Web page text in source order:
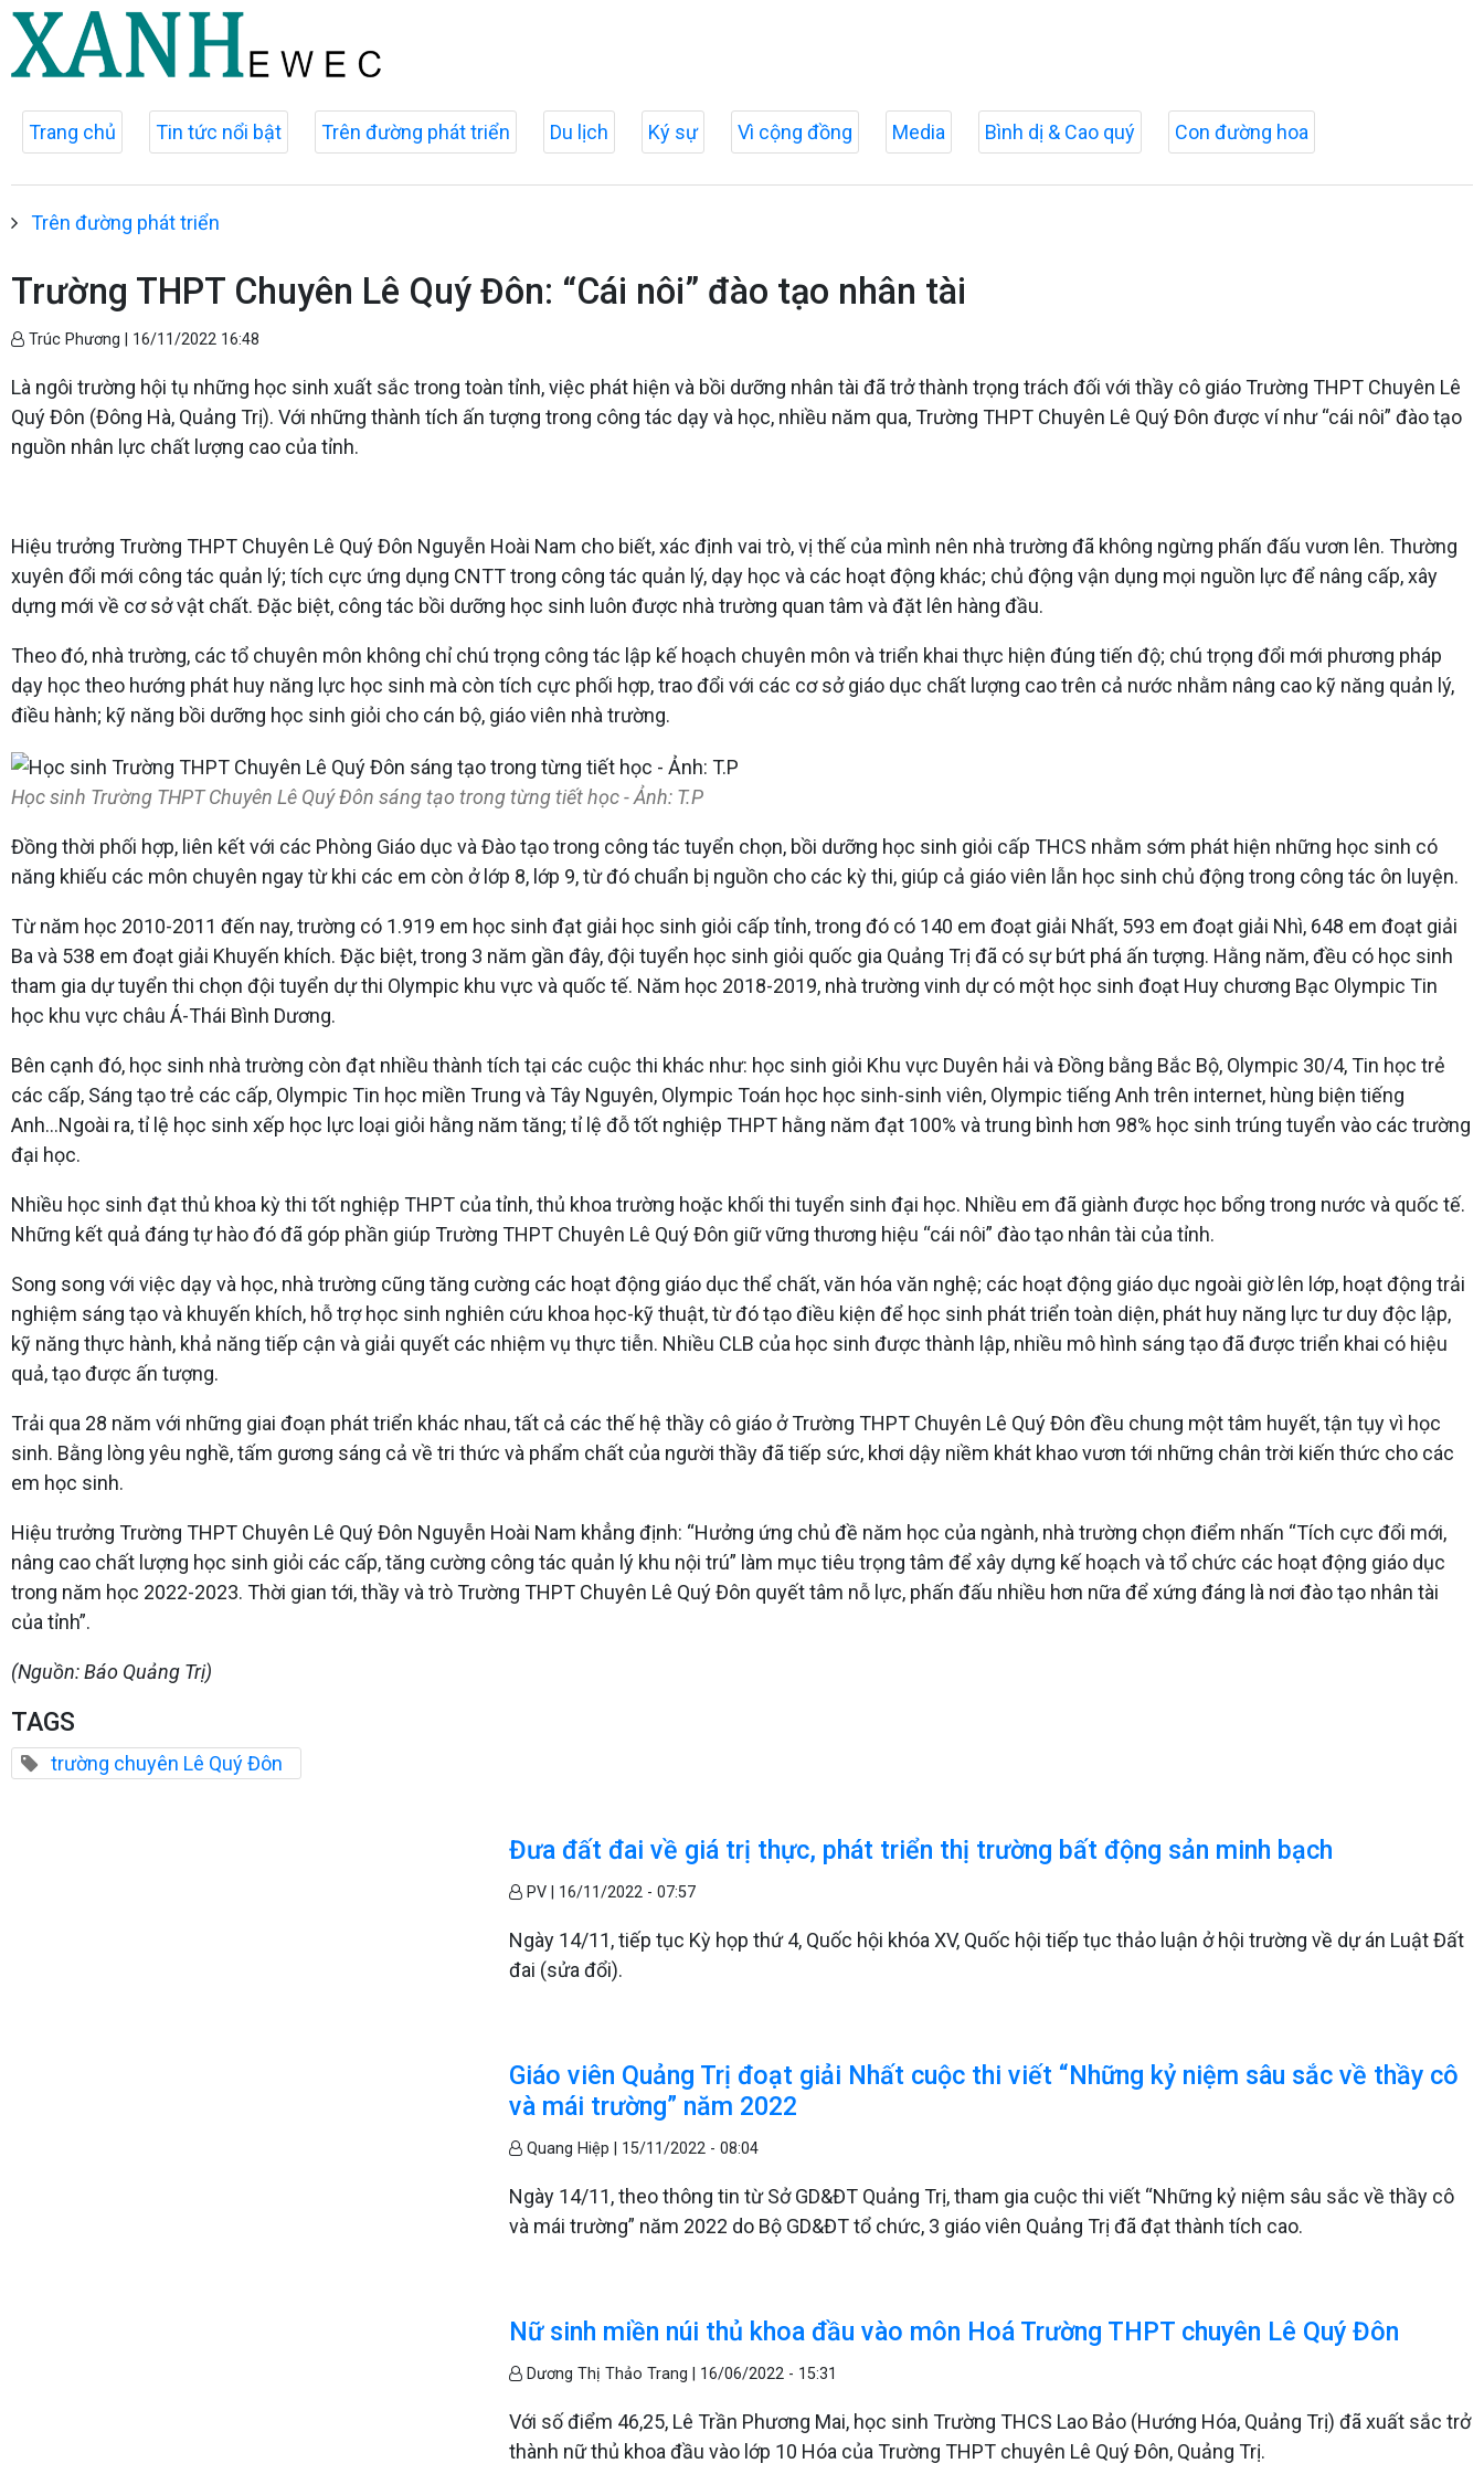
Trang chủ Tin tức nổi bật Trên đường phát triển Du lịch Ký sự Vì cộng đồng Media Bình dị & Cao quý Con đường hoa
Trên đường phát triển
Trường THPT Chuyên Lê Quý Đôn: “Cái nôi” đào tạo nhân tài
Trúc Phương | 16/11/2022 16:48
Là ngôi trường hội tụ những học sinh xuất sắc trong toàn tỉnh, việc phát hiện và bồi dưỡng nhân tài đã trở thành trọng trách đối với thầy cô giáo Trường THPT Chuyên Lê
Quý Đôn (Đông Hà, Quảng Trị). Với những thành tích ấn tượng trong công tác dạy và học, nhiều năm qua, Trường THPT Chuyên Lê Quý Đôn được ví như “cái nôi” đào tạo
nguồn nhân lực chất lượng cao của tỉnh.
Hiệu trưởng Trường THPT Chuyên Lê Quý Đôn Nguyễn Hoài Nam cho biết, xác định vai trò, vị thế của mình nên nhà trường đã không ngừng phấn đấu vươn lên. Thường
xuyên đổi mới công tác quản lý; tích cực ứng dụng CNTT trong công tác quản lý, dạy học và các hoạt động khác; chủ động vận dụng mọi nguồn lực để nâng cấp, xây
dựng mới về cơ sở vật chất. Đặc biệt, công tác bồi dưỡng học sinh luôn được nhà trường quan tâm và đặt lên hàng đầu.
Theo đó, nhà trường, các tổ chuyên môn không chỉ chú trọng công tác lập kế hoạch chuyên môn và triển khai thực hiện đúng tiến độ; chú trọng đổi mới phương pháp
dạy học theo hướng phát huy năng lực học sinh mà còn tích cực phối hợp, trao đổi với các cơ sở giáo dục chất lượng cao trên cả nước nhằm nâng cao kỹ năng quản lý,
điều hành; kỹ năng bồi dưỡng học sinh giỏi cho cán bộ, giáo viên nhà trường.
Học sinh Trường THPT Chuyên Lê Quý Đôn sáng tạo trong từng tiết học - Ảnh: T.P
Đồng thời phối hợp, liên kết với các Phòng Giáo dục và Đào tạo trong công tác tuyển chọn, bồi dưỡng học sinh giỏi cấp THCS nhằm sớm phát hiện những học sinh có
năng khiếu các môn chuyên ngay từ khi các em còn ở lớp 8, lớp 9, từ đó chuẩn bị nguồn cho các kỳ thi, giúp cả giáo viên lẫn học sinh chủ động trong công tác ôn luyện.
Từ năm học 2010-2011 đến nay, trường có 1.919 em học sinh đạt giải học sinh giỏi cấp tỉnh, trong đó có 140 em đoạt giải Nhất, 593 em đoạt giải Nhì, 648 em đoạt giải
Ba và 538 em đoạt giải Khuyến khích. Đặc biệt, trong 3 năm gần đây, đội tuyển học sinh giỏi quốc gia Quảng Trị đã có sự bứt phá ấn tượng. Hằng năm, đều có học sinh
tham gia dự tuyển thi chọn đội tuyển dự thi Olympic khu vực và quốc tế. Năm học 2018-2019, nhà trường vinh dự có một học sinh đoạt Huy chương Bạc Olympic Tin
học khu vực châu Á-Thái Bình Dương.
Bên cạnh đó, học sinh nhà trường còn đạt nhiều thành tích tại các cuộc thi khác như: học sinh giỏi Khu vực Duyên hải và Đồng bằng Bắc Bộ, Olympic 30/4, Tin học trẻ
các cấp, Sáng tạo trẻ các cấp, Olympic Tin học miền Trung và Tây Nguyên, Olympic Toán học học sinh-sinh viên, Olympic tiếng Anh trên internet, hùng biện tiếng
Anh...Ngoài ra, tỉ lệ học sinh xếp học lực loại giỏi hằng năm tăng; tỉ lệ đỗ tốt nghiệp THPT hằng năm đạt 100% và trung bình hơn 98% học sinh trúng tuyển vào các trường
đại học.
Nhiều học sinh đạt thủ khoa kỳ thi tốt nghiệp THPT của tỉnh, thủ khoa trường hoặc khối thi tuyển sinh đại học. Nhiều em đã giành được học bổng trong nước và quốc tế.
Những kết quả đáng tự hào đó đã góp phần giúp Trường THPT Chuyên Lê Quý Đôn giữ vững thương hiệu “cái nôi” đào tạo nhân tài của tỉnh.
Song song với việc dạy và học, nhà trường cũng tăng cường các hoạt động giáo dục thể chất, văn hóa văn nghệ; các hoạt động giáo dục ngoài giờ lên lớp, hoạt động trải
nghiệm sáng tạo và khuyến khích, hỗ trợ học sinh nghiên cứu khoa học-kỹ thuật, từ đó tạo điều kiện để học sinh phát triển toàn diện, phát huy năng lực tư duy độc lập,
kỹ năng thực hành, khả năng tiếp cận và giải quyết các nhiệm vụ thực tiễn. Nhiều CLB của học sinh được thành lập, nhiều mô hình sáng tạo đã được triển khai có hiệu
quả, tạo được ấn tượng.
Trải qua 28 năm với những giai đoạn phát triển khác nhau, tất cả các thế hệ thầy cô giáo ở Trường THPT Chuyên Lê Quý Đôn đều chung một tâm huyết, tận tụy vì học
sinh. Bằng lòng yêu nghề, tấm gương sáng cả về tri thức và phẩm chất của người thầy đã tiếp sức, khơi dậy niềm khát khao vươn tới những chân trời kiến thức cho các
em học sinh.
Hiệu trưởng Trường THPT Chuyên Lê Quý Đôn Nguyễn Hoài Nam khẳng định: “Hưởng ứng chủ đề năm học của ngành, nhà trường chọn điểm nhấn “Tích cực đổi mới,
nâng cao chất lượng học sinh giỏi các cấp, tăng cường công tác quản lý khu nội trú” làm mục tiêu trọng tâm để xây dựng kế hoạch và tổ chức các hoạt động giáo dục
trong năm học 2022-2023. Thời gian tới, thầy và trò Trường THPT Chuyên Lê Quý Đôn quyết tâm nỗ lực, phấn đấu nhiều hơn nữa để xứng đáng là nơi đào tạo nhân tài
của tỉnh”.
(Nguồn: Báo Quảng Trị)
TAGS
trường chuyên Lê Quý Đôn
Đưa đất đai về giá trị thực, phát triển thị trường bất động sản minh bạch
PV | 16/11/2022 - 07:57
Ngày 14/11, tiếp tục Kỳ họp thứ 4, Quốc hội khóa XV, Quốc hội tiếp tục thảo luận ở hội trường về dự án Luật Đất
đai (sửa đổi).
Giáo viên Quảng Trị đoạt giải Nhất cuộc thi viết “Những kỷ niệm sâu sắc về thầy cô
và mái trường” năm 2022
Quang Hiệp | 15/11/2022 - 08:04
Ngày 14/11, theo thông tin từ Sở GD&ĐT Quảng Trị, tham gia cuộc thi viết “Những kỷ niệm sâu sắc về thầy cô
và mái trường” năm 2022 do Bộ GD&ĐT tổ chức, 3 giáo viên Quảng Trị đã đạt thành tích cao.
Nữ sinh miền núi thủ khoa đầu vào môn Hoá Trường THPT chuyên Lê Quý Đôn
Dương Thị Thảo Trang | 16/06/2022 - 15:31
Với số điểm 46,25, Lê Trần Phương Mai, học sinh Trường THCS Lao Bảo (Hướng Hóa, Quảng Trị) đã xuất sắc trở
thành nữ thủ khoa đầu vào lớp 10 Hóa của Trường THPT chuyên Lê Quý Đôn, Quảng Trị.